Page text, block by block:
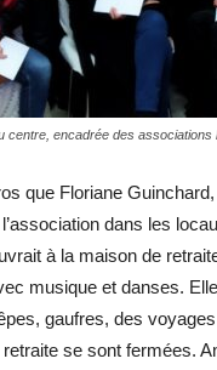
centre, encadrée des associations
que Floriane
dans les
à la maison de
musique et danses.
gaufres, des
se sont fermées.